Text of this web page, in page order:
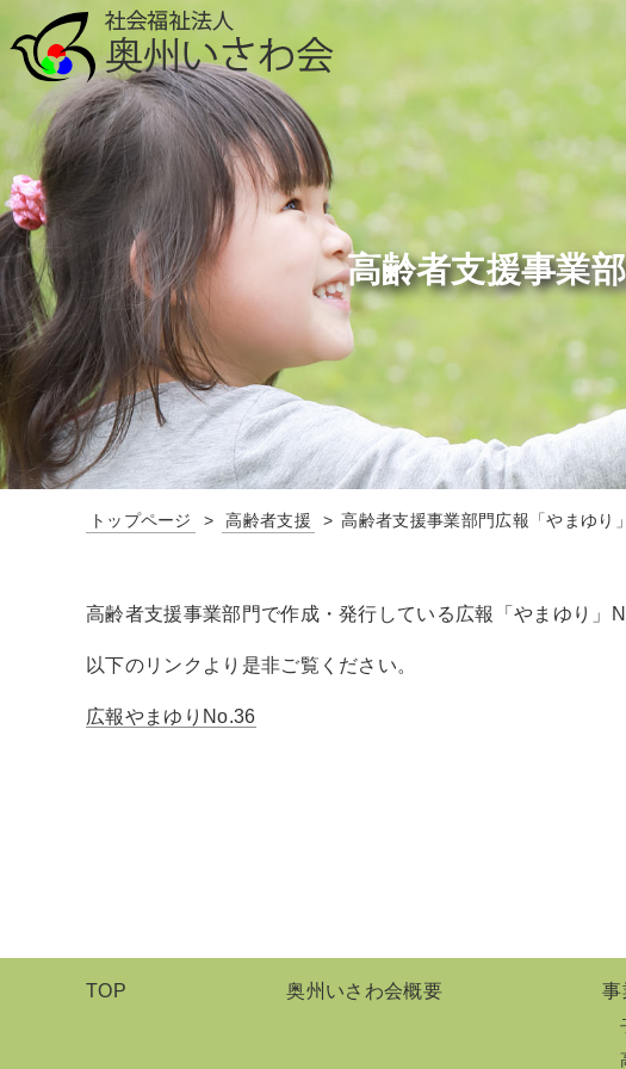
高齢者支援事業
トップページ 高齢者支援 高齢者支援事業部門広報「やまゆり
高齢者支援事業部門で作成・発行している広報「やまゆり」
以下のリンクより是非ご覧ください。
広報やまゆりNo.36
TOP 奥州いさわ会概要 事